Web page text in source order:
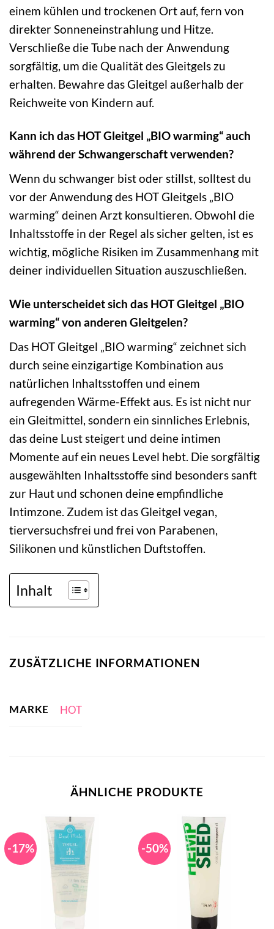
einem kühlen und trockenen Ort auf, fern von
direkter Sonneneinstrahlung und Hitze.
Verschließe die Tube nach der Anwendung
sorgfältig, um die Qualität des Gleitgels zu
erhalten. Bewahre das Gleitgel außerhalb der
Reichweite von Kindern auf.
Kann ich das HOT Gleitgel „BIO warming“ auch
während der Schwangerschaft verwenden?
Wenn du schwanger bist oder stillst, solltest du
vor der Anwendung des HOT Gleitgels „BIO
warming“ deinen Arzt konsultieren. Obwohl die
Inhaltsstoffe in der Regel als sicher gelten, ist es
wichtig, mögliche Risiken im Zusammenhang mit
deiner individuellen Situation auszuschließen.
Wie unterscheidet sich das HOT Gleitgel „BIO
warming“ von anderen Gleitgelen?
Das HOT Gleitgel „BIO warming“ zeichnet sich
durch seine einzigartige Kombination aus
natürlichen Inhaltsstoffen und einem
aufregenden Wärme-Effekt aus. Es ist nicht nur
ein Gleitmittel, sondern ein sinnliches Erlebnis,
das deine Lust steigert und deine intimen
Momente auf ein neues Level hebt. Die sorgfältig
ausgewählten Inhaltsstoffe sind besonders sanft
zur Haut und schonen deine empfindliche
Intimzone. Zudem ist das Gleitgel vegan,
tierversuchsfrei und frei von Parabenen,
Silikonen und künstlichen Duftstoffen.
Inhalt
ZUSÄTZLICHE INFORMATIONEN
MARKE HOT
ÄHNLICHE PRODUKTE
-17% -50%